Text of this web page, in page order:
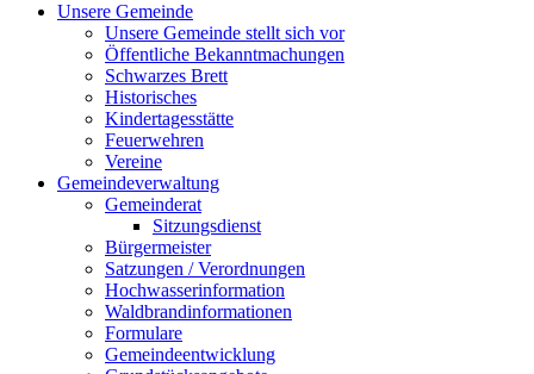
Unsere Gemeinde
Unsere Gemeinde stellt sich vor
Öffentliche Bekanntmachungen
Schwarzes Brett
Historisches
Kindertagesstätte
Feuerwehren
Vereine
Gemeindeverwaltung
Gemeinderat
Sitzungsdienst
Bürgermeister
Satzungen / Verordnungen
Hochwasserinformation
Waldbrandinformationen
Formulare
Gemeindeentwicklung